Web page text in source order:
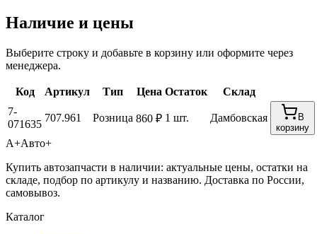
Наличие и цены
Выберите строку и добавьте в корзину или оформите через
менеджера.
Код Артикул Тип Цена Остаток
Склад
7-
071635
707.961 Розница 860 ₽ 1 шт. Дамбовская
В
корзину
А+Авто+
Купить автозапчасти в наличии: актуальные цены, остатки на
складе, подбор по артикулу и названию. Доставка по России,
самовывоз.
Каталог